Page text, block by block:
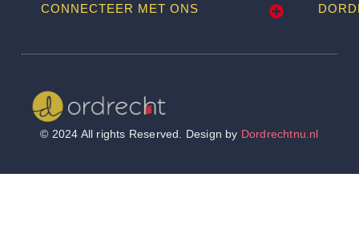
CONNECTEER MET ONS
© 2024 All rights Reserved. Design by Dordrechtnu.nl